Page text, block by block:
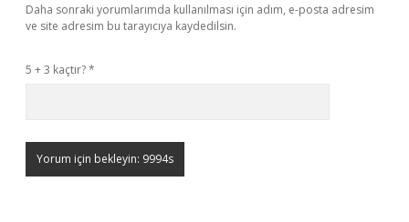
Daha sonraki yorumlarımda kullanılması için adım, e-posta adresim
ve site adresim bu tarayıcıya kaydedilsin.
5 + 3 kaçtır?*